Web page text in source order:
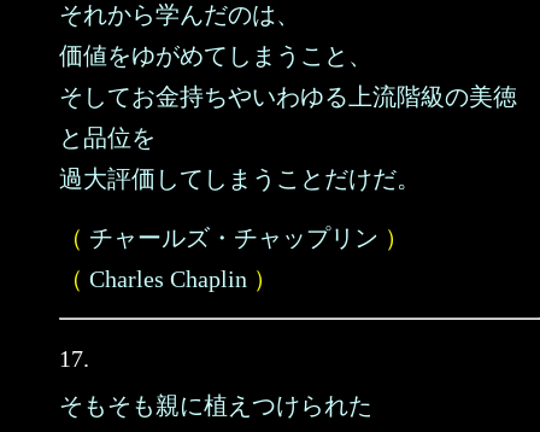
それから学んだのは、
価値をゆがめてしまうこと、
そしてお金持ちやいわゆる上流階級の美徳
と品位を
過大評価してしまうことだけだ。
（ チャールズ・チャップリン ）
（ Charles Chaplin ）
17.
そもそも親に植えつけられた